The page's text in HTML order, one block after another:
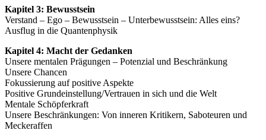
Kapitel 3: Bewusstsein
Verstand – Ego – Bewusstsein – Unterbewusstsein: Alles eins?
Ausflug in die Quantenphysik
Kapitel 4: Macht der Gedanken
Unsere mentalen Prägungen – Potenzial und Beschränkung
Unsere Chancen
Fokussierung auf positive Aspekte
Positive Grundeinstellung/Vertrauen in sich und die Welt
Mentale Schöpferkraft
Unsere Beschränkungen: Von inneren Kritikern, Saboteuren und
Meckeraffen